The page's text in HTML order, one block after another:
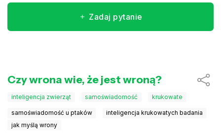
Zadaj pytanie
Czy wrona wie, że jest wroną?
inteligencja zwierząt samoświadomość krukowate
samoświadomość u ptaków
inteligencja krukowatych badania
jak myślą wrony